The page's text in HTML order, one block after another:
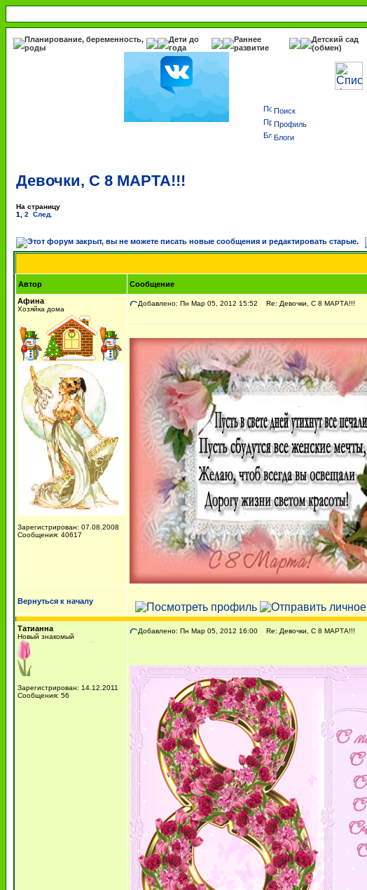
Планирование, беременность,
роды
Дети до
года
Раннее
развитие
Детский сад
(обмен)
Поиск
Профиль
Блоги
Девочки, С 8 МАРТА!!!
На страницу
1
2 След.
Автор
Сообщение
Афина
Хозяйка дома
Зарегистрирован: 07.08.2008
Сообщения: 40617
Добавлено: Пн Мар 05, 2012 15:52 Re: Девочки, С 8 МАРТА!!!
Вернуться к началу
Татианна
Новый знакомый
Зарегистрирован: 14.12.2011
Сообщения: 56
Добавлено: Пн Мар 05, 2012 16:00 Re: Девочки, С 8 МАРТА!!!